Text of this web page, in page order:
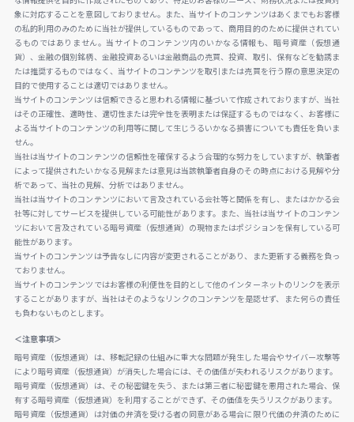
象に対応することを意図しておりません。また、当サイトのコンテンツはあくまでもお客様
の私的利用のみのために当社が提供しているものであって、商用目的のために提供されてい
るものではありません。当サイトのコンテンツ内のいかなる情報も、暗号資産（仮想通
貨）、金融の個別銘柄、金融投資あるいは金融商品の売買、投資、取引、保有などを勧誘ま
たは推奨するものではなく、当サイトのコンテンツを取引または売買を行う際の意思決定の
目的で使用することは適切ではありません。
当サイトのコンテンツは信頼できると思われる情報に基づいて作成されておりますが、当社
はその正確性、適時性、適切性または完全性を表明または保証するものではなく、お客様に
よる当サイトのコンテンツの利用等に関して生じうるいかなる損害についても責任を負いま
せん。
当社は当サイトのコンテンツの信頼性を確保するよう合理的な努力をしていますが、執筆者
によって提供されたいかなる見解または意見は当該執筆者自身のその時点における見解や分
析であって、当社の見解、分析ではありません。
当社は当サイトのコンテンツにおいて言及されている会社等と関係を有し、またはかかる会
社等に対してサービスを提供している可能性があります。また、当社は当サイトのコンテン
ツにおいて言及されている暗号資産（仮想通貨）の現物またはポジションを保有している可
能性があります。
当サイトのコンテンツは予告なしに内容が変更されることがあり、また更新する義務を負っ
ておりません。
当サイトのコンテンツではお客様の利便性を目的として他のインターネットのリンクを表示
することがありますが、当社はそのようなリンクのコンテンツを是認せず、また何らの責任
も負わないものとします。
＜注意事項＞
暗号資産（仮想通貨）は、移転記録の仕組みに重大な問題が発生した場合やサイバー攻撃等
により暗号資産（仮想通貨）が消失した場合には、その価値が失われるリスクがあります。
暗号資産（仮想通貨）は、その秘密鍵を失う、または第三者に秘密鍵を悪用された場合、保
有する暗号資産（仮想通貨）を利用することができず、その価値を失うリスクがあります。
暗号資産（仮想通貨）は対価の弁済を受ける者の同意がある場合に限り代価の弁済のために